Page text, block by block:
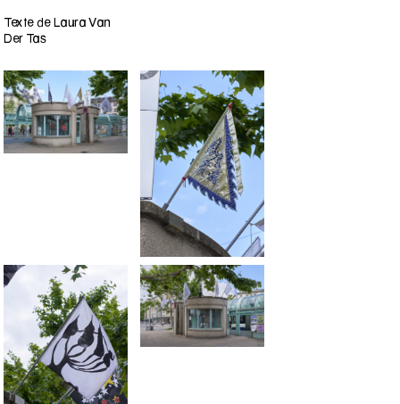
Texte de Laura Van
Der Tas